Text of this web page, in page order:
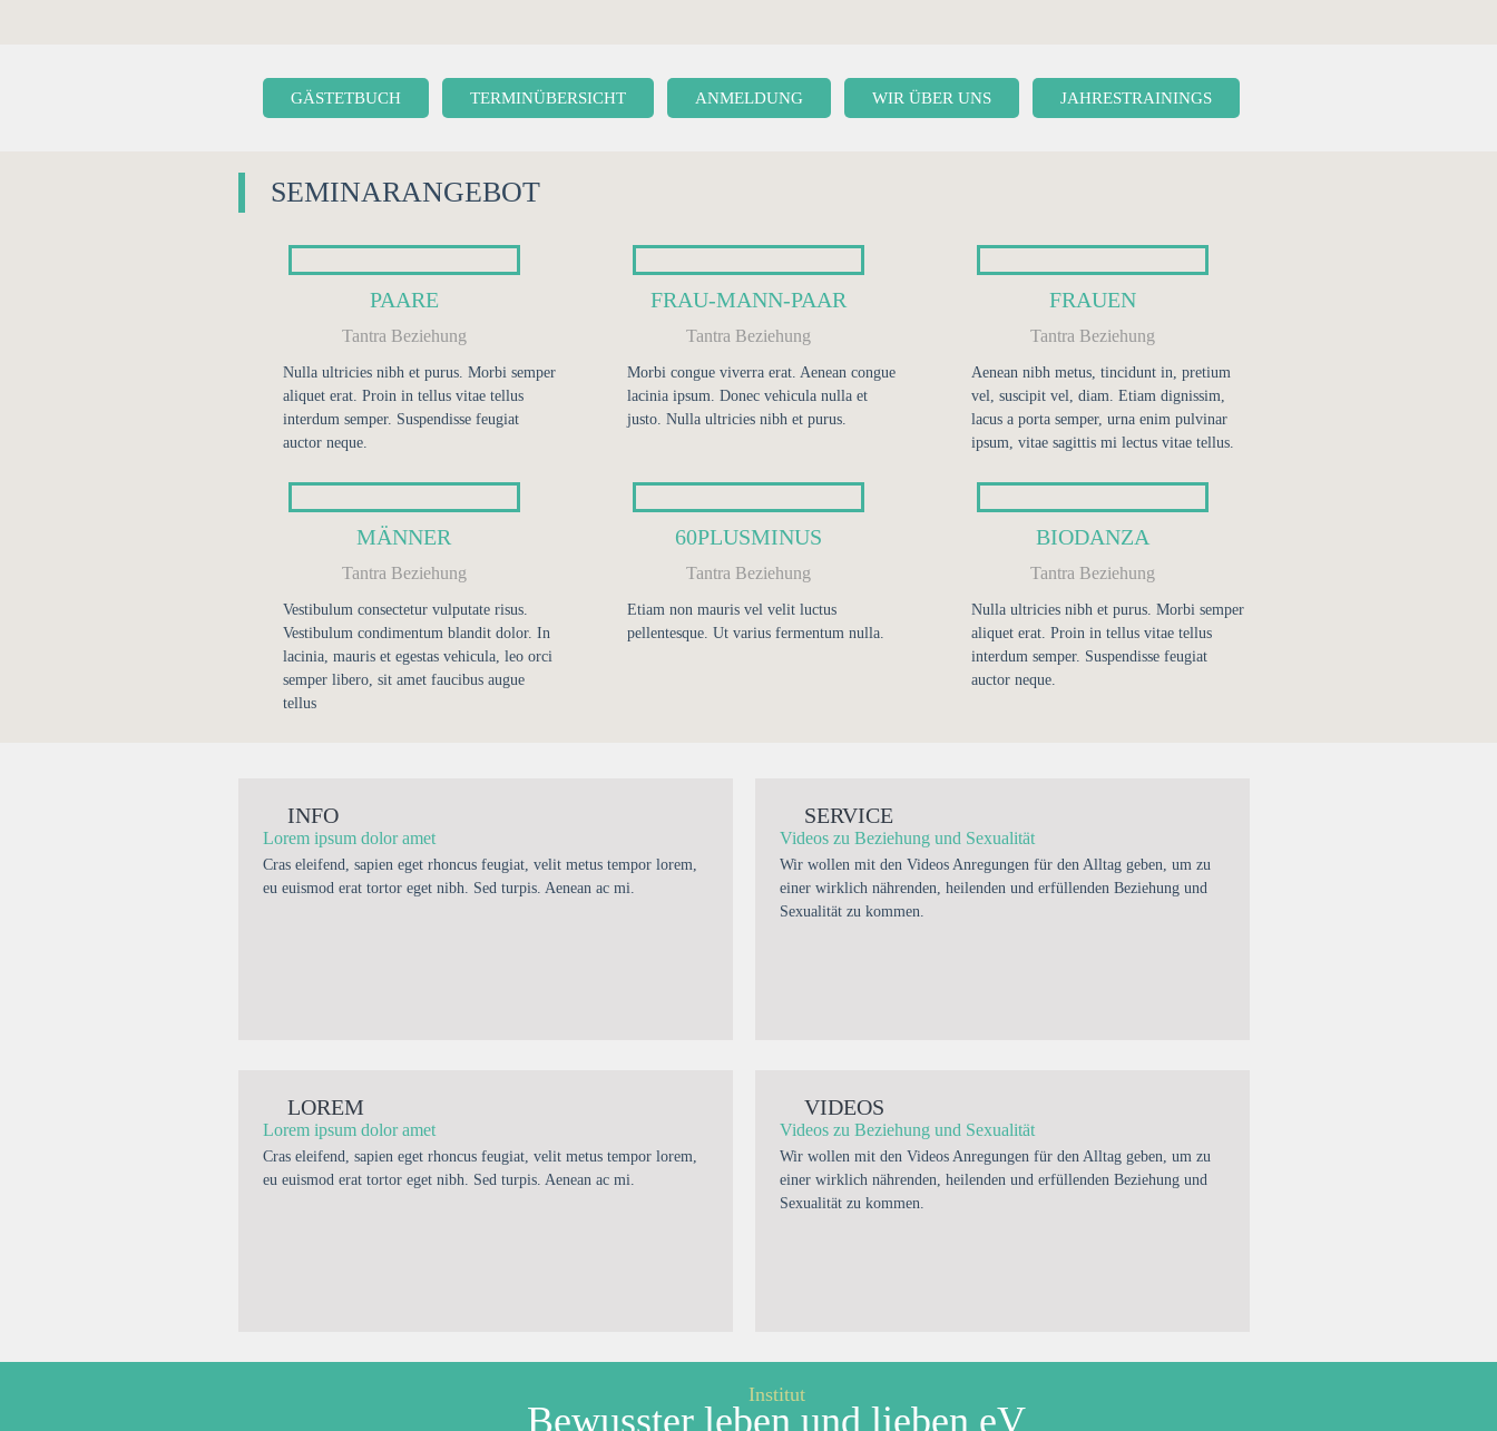
GÄSTETBUCH TERMINÜBERSICHT ANMELDUNG WIR ÜBER UNS JAHRESTRAININGS
SEMINARANGEBOT
PAARE
Tantra Beziehung
Nulla ultricies nibh et purus. Morbi semper
aliquet erat. Proin in tellus vitae tellus
interdum semper. Suspendisse feugiat
auctor neque.
FRAU-MANN-PAAR
Tantra Beziehung
Morbi congue viverra erat. Aenean congue
lacinia ipsum. Donec vehicula nulla et
justo. Nulla ultricies nibh et purus.
FRAUEN
Tantra Beziehung
Aenean nibh metus, tincidunt in, pretium
vel, suscipit vel, diam. Etiam dignissim,
lacus a porta semper, urna enim pulvinar
ipsum, vitae sagittis mi lectus vitae tellus.
MÄNNER
Tantra Beziehung
Vestibulum consectetur vulputate risus.
Vestibulum condimentum blandit dolor. In
lacinia, mauris et egestas vehicula, leo orci
semper libero, sit amet faucibus augue
tellus
60PLUSMINUS
Tantra Beziehung
Etiam non mauris vel velit luctus
pellentesque. Ut varius fermentum nulla.
BIODANZA
Tantra Beziehung
Nulla ultricies nibh et purus. Morbi semper
aliquet erat. Proin in tellus vitae tellus
interdum semper. Suspendisse feugiat
auctor neque.
INFO
Lorem ipsum dolor amet
Cras eleifend, sapien eget rhoncus feugiat, velit metus tempor lorem,
eu euismod erat tortor eget nibh. Sed turpis. Aenean ac mi.
SERVICE
Videos zu Beziehung und Sexualität
Wir wollen mit den Videos Anregungen für den Alltag geben, um zu
einer wirklich nährenden, heilenden und erfüllenden Beziehung und
Sexualität zu kommen.
LOREM
Lorem ipsum dolor amet
Cras eleifend, sapien eget rhoncus feugiat, velit metus tempor lorem,
eu euismod erat tortor eget nibh. Sed turpis. Aenean ac mi.
VIDEOS
Videos zu Beziehung und Sexualität
Wir wollen mit den Videos Anregungen für den Alltag geben, um zu
einer wirklich nährenden, heilenden und erfüllenden Beziehung und
Sexualität zu kommen.
Institut
Bewusster leben und lieben eV